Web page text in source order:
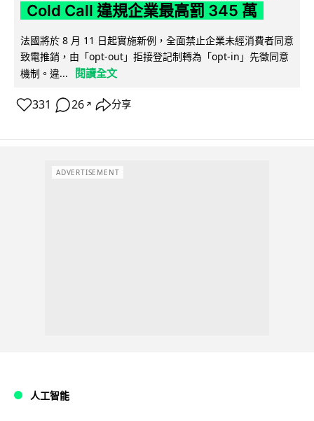
Cold Call 違規企業最高罰 345 萬
法國將於 8 月 11 日起實施新例，全面禁止企業未經消費者同意
致電推銷，由「opt-out」拒接登記制轉為「opt-in」先徵同意
機制。違...
閱讀全文
331 26 ↗ 分享
ADVERTISEMENT
人工智能